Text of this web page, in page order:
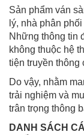
Sản phẩm ván
lý, nhà phân
Những thông tin
không thuộc hệ
tiện truyền thông
Do vậy, nhằm
trải nghiệm và
trân trọng thông
DANH SÁCH